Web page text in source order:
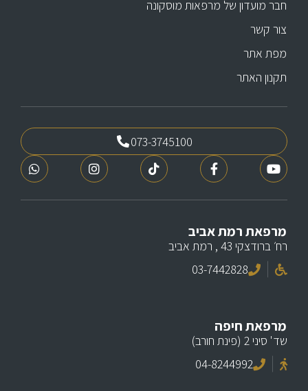
חבר מועדון של מרפאות מוסקונה
צור קשר
מפת אתר
תקנון האתר
073-3745100
מרפאת רמת אביב
רח׳ ברודצקי 43 , רמת אביב
03-7442828
מרפאת חיפה
שד' סיני 2 (פינת חורב)
04-8244992